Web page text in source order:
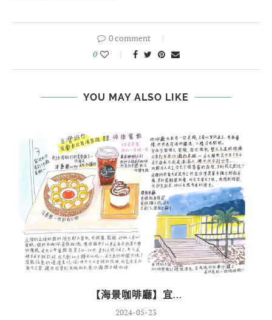
0 comment
0
YOU MAY ALSO LIKE
【海景咖啡廳】宜...
2024-05-23